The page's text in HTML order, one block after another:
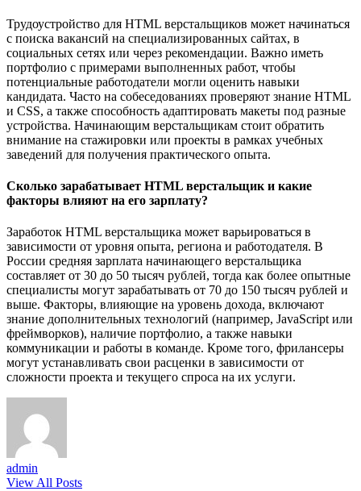
Трудоустройство для HTML верстальщиков может начинаться
с поиска вакансий на специализированных сайтах, в
социальных сетях или через рекомендации. Важно иметь
портфолио с примерами выполненных работ, чтобы
потенциальные работодатели могли оценить навыки
кандидата. Часто на собеседованиях проверяют знание HTML
и CSS, а также способность адаптировать макеты под разные
устройства. Начинающим верстальщикам стоит обратить
внимание на стажировки или проекты в рамках учебных
заведений для получения практического опыта.
Сколько зарабатывает HTML верстальщик и какие
факторы влияют на его зарплату?
Заработок HTML верстальщика может варьироваться в
зависимости от уровня опыта, региона и работодателя. В
России средняя зарплата начинающего верстальщика
составляет от 30 до 50 тысяч рублей, тогда как более опытные
специалисты могут зарабатывать от 70 до 150 тысяч рублей и
выше. Факторы, влияющие на уровень дохода, включают
знание дополнительных технологий (например, JavaScript или
фреймворков), наличие портфолио, а также навыки
коммуникации и работы в команде. Кроме того, фрилансеры
могут устанавливать свои расценки в зависимости от
сложности проекта и текущего спроса на их услуги.
admin
View All Posts